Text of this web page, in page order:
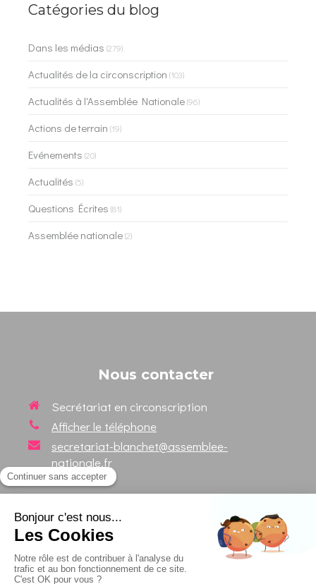
Catégories du blog
Dans les médias (279)
Actualités de la circonscription (103)
Actualités à l'Assemblée Nationale(96)
Actions de terrain (19)
Evénements (20)
Actualités (5)
Questions Écrites (81)
Assemblée nationale(2)
Nous contacter
Secrétariat en circonscription
Afficher le téléphone
secretariat-blanchet@assemblee-
nationale.fr
Suivez votre Député sur les
réseaux sociaux